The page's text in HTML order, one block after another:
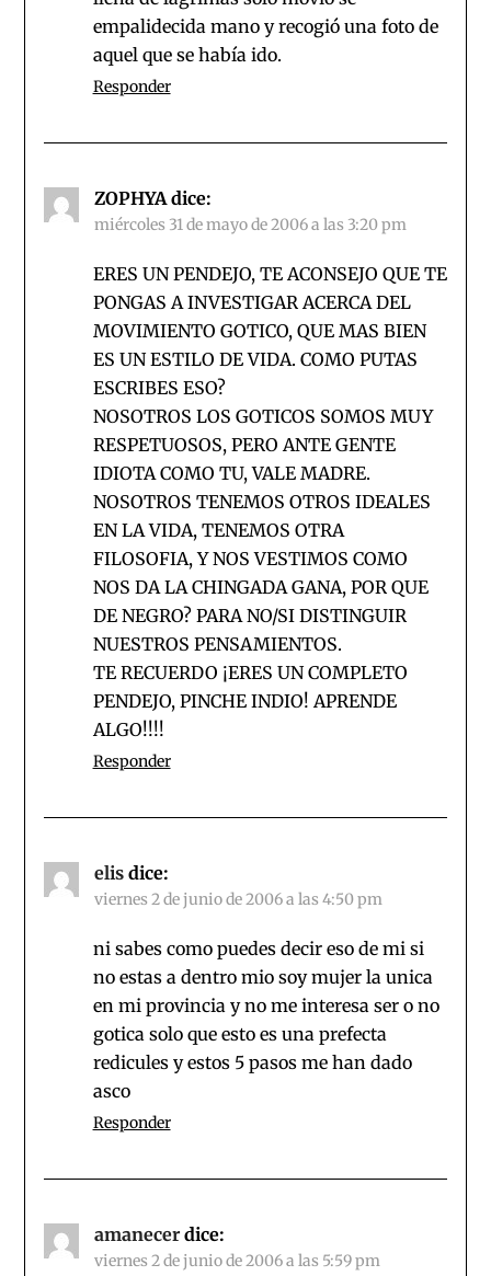
empalidecida mano y recogió una foto de
aquel que se había ido.
Responder
ZOPHYA dice:
miércoles 31 de mayo de 2006 a las 3:20 pm
ERES UN PENDEJO, TE ACONSEJO QUE TE
PONGAS A INVESTIGAR ACERCA DEL
MOVIMIENTO GOTICO, QUE MAS BIEN
ES UN ESTILO DE VIDA. COMO PUTAS
ESCRIBES ESO?
NOSOTROS LOS GOTICOS SOMOS MUY
RESPETUOSOS, PERO ANTE GENTE
IDIOTA COMO TU, VALE MADRE.
NOSOTROS TENEMOS OTROS IDEALES
EN LA VIDA, TENEMOS OTRA
FILOSOFIA, Y NOS VESTIMOS COMO
NOS DA LA CHINGADA GANA, POR QUE
DE NEGRO? PARA NO/SI DISTINGUIR
NUESTROS PENSAMIENTOS.
TE RECUERDO ¡ERES UN COMPLETO
PENDEJO, PINCHE INDIO! APRENDE
ALGO!!!!
Responder
elis dice:
viernes 2 de junio de 2006 a las 4:50 pm
ni sabes como puedes decir eso de mi si
no estas a dentro mio soy mujer la unica
en mi provincia y no me interesa ser o no
gotica solo que esto es una prefecta
redicules y estos 5 pasos me han dado
asco
Responder
amanecer dice:
viernes 2 de junio de 2006 a las 5:59 pm